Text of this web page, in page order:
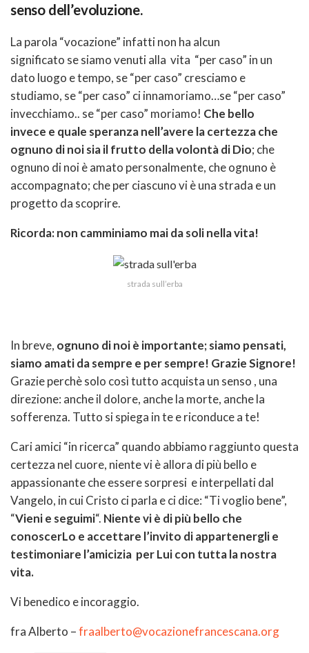
senso dell’evoluzione.
La parola “vocazione” infatti non ha alcun
significato se siamo venuti alla vita “per caso” in un
dato luogo e tempo, se “per caso” cresciamo e
studiamo, se “per caso” ci innamoriamo…se “per caso”
invecchiamo.. se “per caso” moriamo! Che bello
invece e quale speranza nell’avere la certezza che
ognuno di noi sia il frutto della volontà di Dio; che
ognuno di noi è amato personalmente, che ognuno è
accompagnato; che per ciascuno vi è una strada e un
progetto da scoprire.
Ricorda: non camminiamo mai da soli nella vita!
strada sull’erba
In breve, ognuno di noi è importante; siamo pensati,
siamo amati da sempre e per sempre! Grazie Signore!
Grazie perchè solo così tutto acquista un senso , una
direzione: anche il dolore, anche la morte, anche la
sofferenza. Tutto si spiega in te e riconduce a te!
Cari amici “in ricerca” quando abbiamo raggiunto questa
certezza nel cuore, niente vi è allora di più bello e
appassionante che essere sorpresi e interpellati dal
Vangelo, in cui Cristo ci parla e ci dice: “Ti voglio bene”,
“Vieni e seguimi“. Niente vi è di più bello che
conoscerLo e accettare l’invito di appartenergli e
testimoniare l’amicizia per Lui con tutta la nostra
vita.
Vi benedico e incoraggio.
fra Alberto –fraalberto@vocazionefrancescana.org